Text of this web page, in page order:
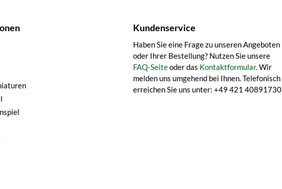
Kundenservice
Haben Sie eine Frage zu unseren Angeboten
oder Ihrer Bestellung? Nutzen Sie unsere
FAQ-Seiteoder das Kontaktformular. Wir
melden uns umgehend bei Ihnen. Telefonisch
erreichen Sie uns unter: +49 421 40891730